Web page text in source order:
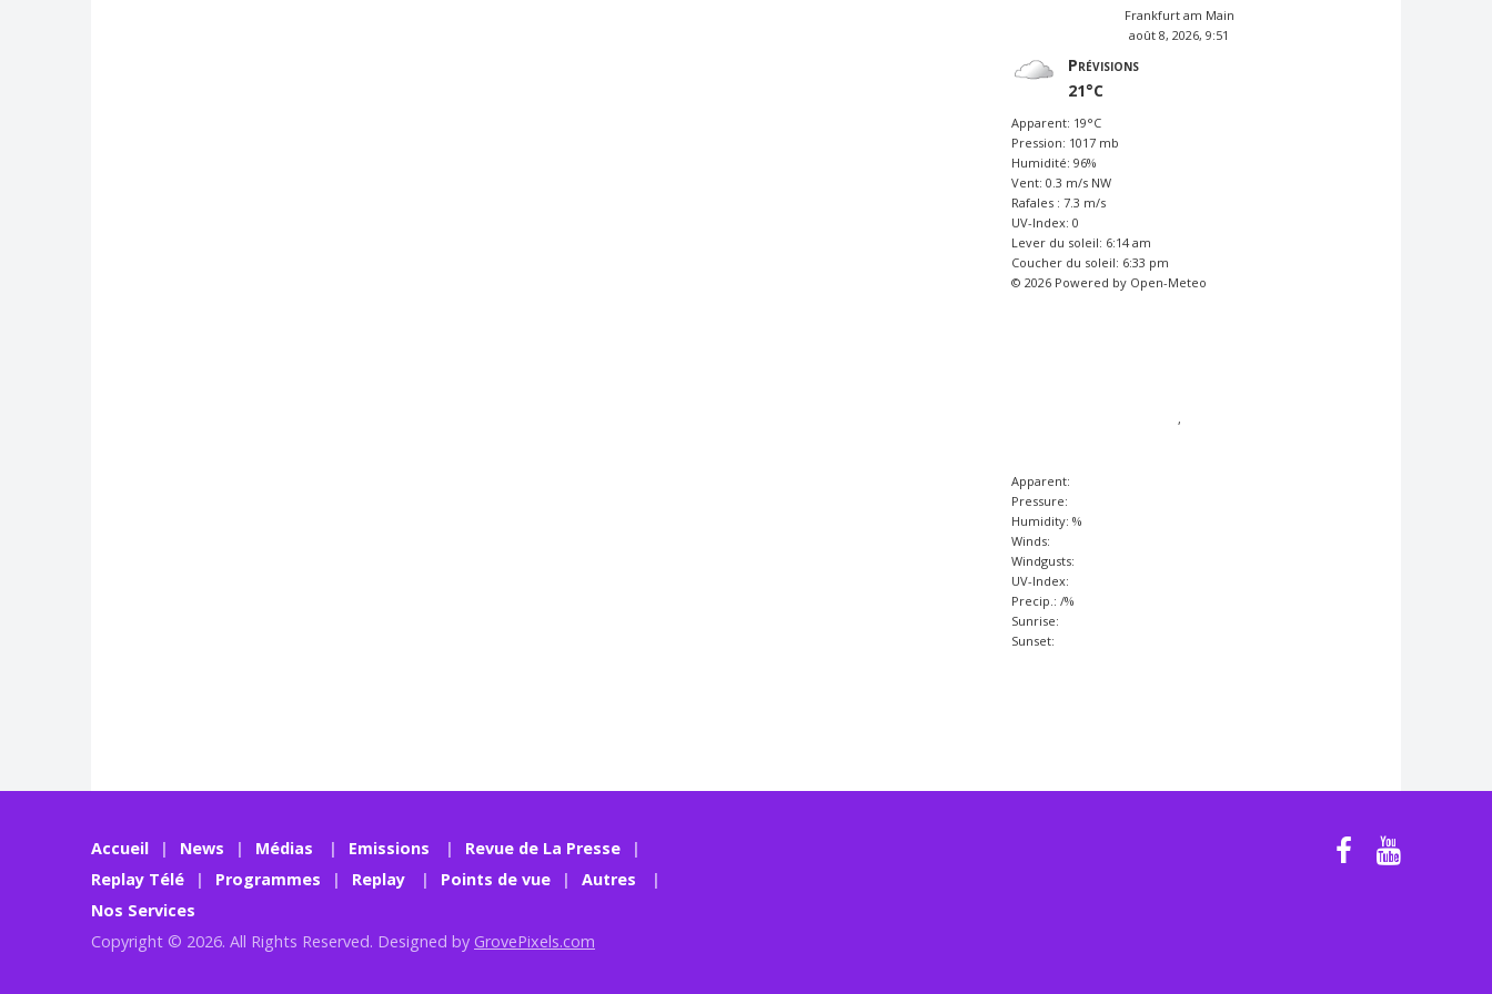
Frankfurt am Main
août 8, 2026, 9:51
Prévisions
21°C
Apparent: 19°C
Pression: 1017 mb
Humidité: 96%
Vent: 0.3 m/s NW
Rafales : 7.3 m/s
UV-Index: 0
Lever du soleil: 6:14 am
Coucher du soleil: 6:33 pm
© 2026 Powered by Open-Meteo
,
Apparent:
Pressure:
Humidity: %
Winds:
Windgusts:
UV-Index:
Precip.: /%
Sunrise:
Sunset:
Accueil News Médias Emissions
Revue de La Presse
Replay Télé
Programmes Replay Points de vue
Autres
Nos Services
Copyright © 2026. All Rights Reserved. Designed by GrovePixels.com